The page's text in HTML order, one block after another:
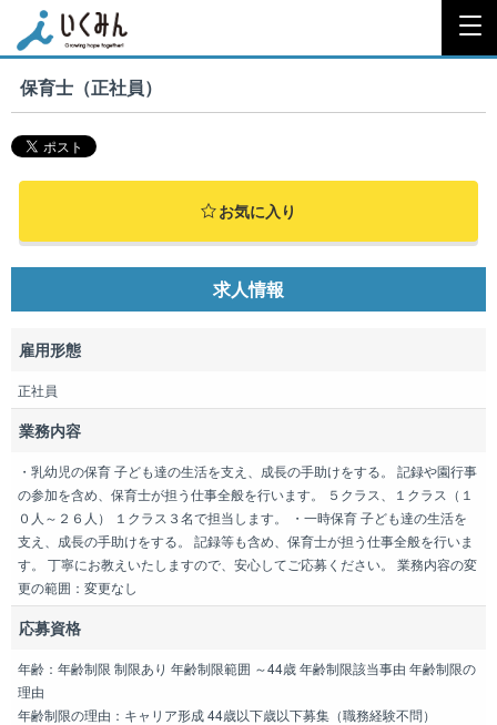
保育士（正社員）
お気に入り
求人情報
雇用形態
正社員
業務内容
・乳幼児の保育 子ども達の生活を支え、成長の手助けをする。 記録や園行事
の参加を含め、保育士が担う仕事全般を行います。 ５クラス、１クラス（１
０人～２６人） １クラス３名で担当します。 ・一時保育 子ども達の生活を
支え、成長の手助けをする。 記録等も含め、保育士が担う仕事全般を行いま
す。 丁寧にお教えいたしますので、安心してご応募ください。 業務内容の変
更の範囲：変更なし
応募資格
年齢：年齢制限 制限あり 年齢制限範囲 ～44歳 年齢制限該当事由 年齢制限の
理由
年齢制限の理由：キャリア形成 44歳以下歳以下募集（職務経験不問）